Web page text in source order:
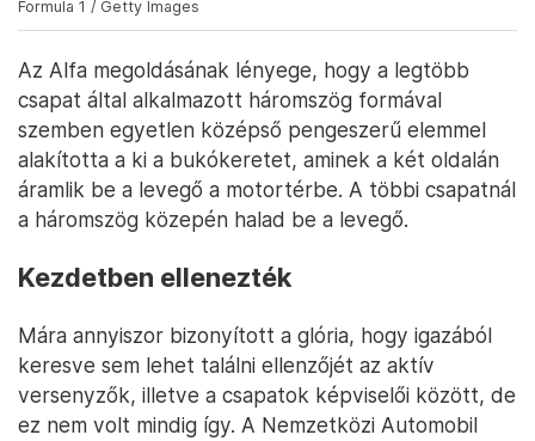
Formula 1 / Getty Images
Az Alfa megoldásának lényege, hogy a legtöbb
csapat által alkalmazott háromszög formával
szemben egyetlen középső pengeszerű elemmel
alakította a ki a bukókeretet, aminek a két oldalán
áramlik be a levegő a motortérbe. A többi csapatnál
a háromszög közepén halad be a levegő.
Kezdetben ellenezték
Mára annyiszor bizonyított a glória, hogy igazából
keresve sem lehet találni ellenzőjét az aktív
versenyzők, illetve a csapatok képviselői között, de
ez nem volt mindig így. A Nemzetközi Automobil